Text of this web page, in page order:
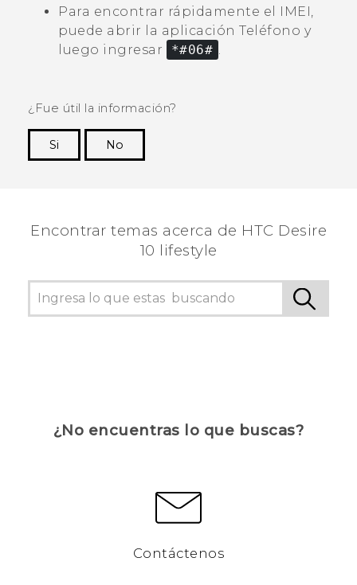
Para encontrar rápidamente el IMEI,
puede abrir la aplicación Teléfono y
luego ingresar
*#06# .
¿Fue útil la información?
Si
No
Encontrar temas acerca de HTC Desire
10 lifestyle
¿No encuentras lo que buscas?
Contáctenos